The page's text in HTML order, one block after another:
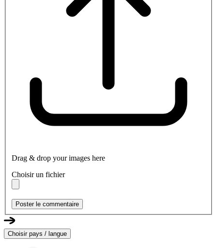
Drag & drop your images here
Choisir un fichier
Poster le commentaire
Choisir pays / langue